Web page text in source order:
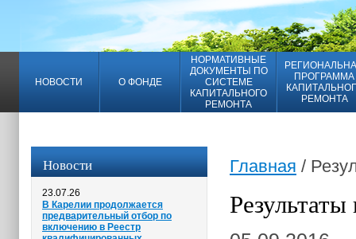
НОВОСТИ О ФОНДЕ
НОРМАТИВНЫЕ
ДОКУМЕНТЫ ПО
СИСТЕМЕ
КАПИТАЛЬНОГО
РЕМОНТА
ПРОГРАММА
РЕМОНТА
Новости
23.07.26
В Карелии продолжается
предварительный отбор по
включению в Реестр
Главная /